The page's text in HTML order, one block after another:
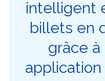
intelligent
billets en
grâce à
application